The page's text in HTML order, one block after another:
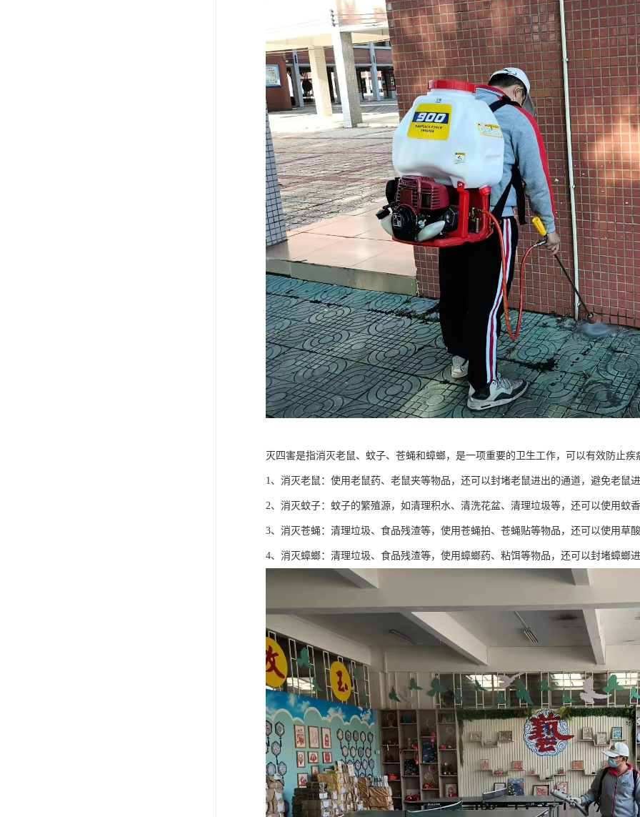
灭四害是指消灭老鼠、蚊子、苍蝇和蟑螂，是一项重要的卫生工作，可以有效防止
1、消灭老鼠：使用老鼠药、老鼠夹等物品，还可以封堵老鼠进出的通道，避免老鼠
2、消灭蚊子：蚊子的繁殖源，如清理积水、清洗花盆、清理垃圾等，还可以使用蚊
3、消灭苍蝇：清理垃圾、食品残渣等，使用苍蝇拍、苍蝇贴等物品，还可以使用草
4、消灭蟑螂：清理垃圾、食品残渣等，使用蟑螂药、粘饵等物品，还可以封堵蟑螂